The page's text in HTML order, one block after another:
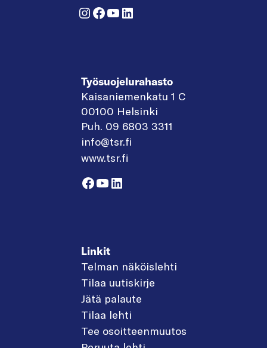
Instagram
Facebook
YouTube
LinkedIn
Työsuojelurahasto
Kaisaniemenkatu 1 C
00100 Helsinki
Puh. 09 6803 3311
info@tsr.fi
www.tsr.fi
Facebook
YouTube
LinkedIn
Linkit
Telman näköislehti
Tilaa uutiskirje
Jätä palaute
Tilaa lehti
Tee osoitteenmuutos